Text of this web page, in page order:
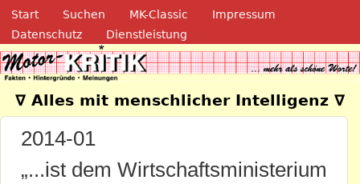
Direkt zum Inhalt
Navigation
Start Suchen MK-Classic
Impressum
Datenschutz
Dienstleistung
Motor-Kritik.de
∇ Alles mit menschlicher Intelligenz ∇
2014-01
„...ist dem Wirtschaftsministerium